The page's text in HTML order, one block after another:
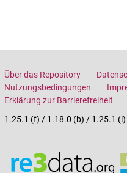
Über das Repository
Nutzungsbedingungen
Erklärung zur Barrierefreiheit
1.25.1 (f) / 1.18.0 (b) / 1.25.1 (i)